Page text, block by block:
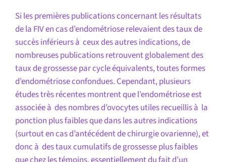
Si les premières publications concernant les résultats
de la FIV en cas d’endométriose relevaient des taux de
succès inférieurs à ceux des autres indications, de
nombreuses publications retrouvent globalement des
taux de grossesse par cycle équivalents, toutes formes
d’endométriose confondues. Cependant, plusieurs
études très récentes montrent que l’endométriose est
associée à des nombres d’ovocytes utiles recueillis à la
ponction plus faibles que dans les autres indications
(surtout en cas d’antécédent de chirurgie ovarienne), et
donc à des taux cumulatifs de grossesse plus faibles